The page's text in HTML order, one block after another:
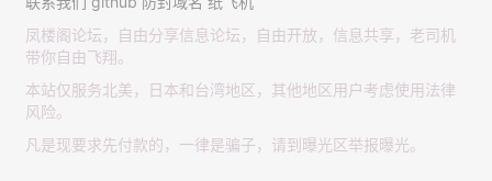
凤楼阁论坛，自由分享信息论坛，自由开放，信息共享，老司机
带你自由飞翔。
本站仅服务北美，日本和台湾地区，其他地区用户考虑使用法律
风险。
凡是现要求先付款的，一律是骗子，请到曝光区举报曝光。